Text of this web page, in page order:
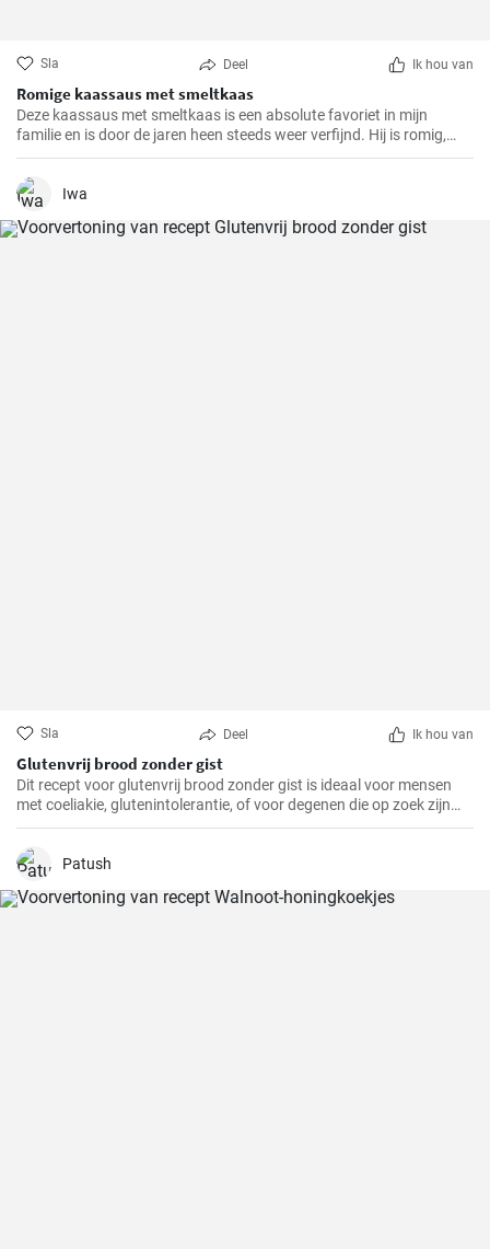
Sla Deel Ik hou van
Romige kaassaus met smeltkaas
Deze kaassaus met smeltkaas is een absolute favoriet in mijn
familie en is door de jaren heen steeds weer verfijnd. Hij is romig,
smaakvol en gewoonweg heerlijk. De saus is perfect als dip,
pastasaus of bij verschillende gerechten. Als ervaren hobbykok kan
ik zeggen dat dit recept altijd een succes is.
Iwa
Sla Deel Ik hou van
Glutenvrij brood zonder gist
Dit recept voor glutenvrij brood zonder gist is ideaal voor mensen
met coeliakie, glutenintolerantie, of voor degenen die op zoek zijn
naar een gezonder alternatief voor traditioneel brood.
Patush